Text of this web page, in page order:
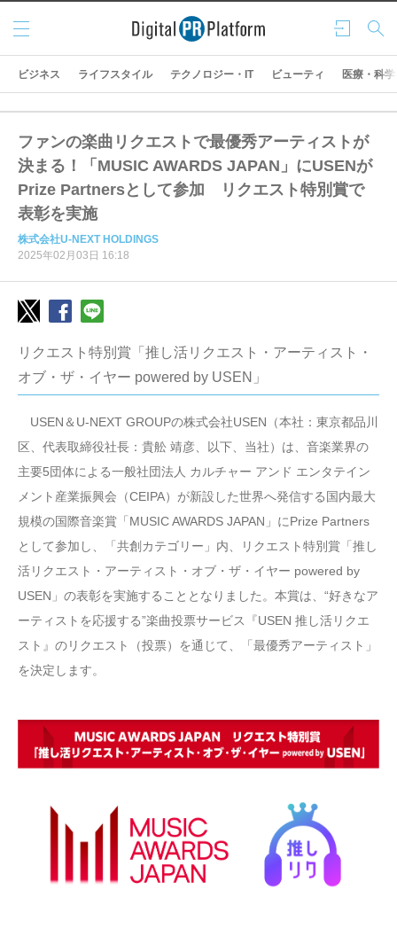
ログ
イン
検索
メニ
ュー
ビジネス ライフスタイル テクノロジー・IT ビューティ 医療・科学
ファンの楽曲リクエストで最優秀アーティストが
決まる！「MUSIC AWARDS JAPAN」にUSENが
Prize Partnersとして参加 リクエスト特別賞で
表彰を実施
株式会社U-NEXT HOLDINGS
2025年02月03日 16:18
リクエスト特別賞「推し活リクエスト・アーティスト・
オブ・ザ・イヤー powered by USEN」
USEN＆U-NEXT GROUPの株式会社USEN（本社：東京都品川
区、代表取締役社長：貴舩 靖彦、以下、当社）は、音楽業界の
主要5団体による一般社団法⼈ カルチャー アンド エンタテイン
メント産業振興会（CEIPA）が新設した世界へ発信する国内最大
規模の国際音楽賞「MUSIC AWARDS JAPAN」にPrize Partners
として参加し、「共創カテゴリー」内、リクエスト特別賞「推し
活リクエスト・アーティスト・オブ・ザ・イヤー powered by
USEN」の表彰を実施することとなりました。本賞は、“好きなア
ーティストを応援する”楽曲投票サービス『USEN 推し活リクエ
スト』のリクエスト（投票）を通じて、「最優秀アーティスト」
を決定します。